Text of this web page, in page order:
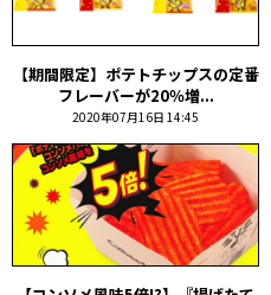
【期間限定】ポテトチップスの定番
フレーバーが20％増...
2020年07月16日 14:45